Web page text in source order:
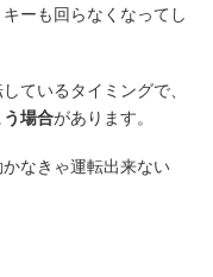
ーも回らなくなってし
ているタイミングで、
う場合があります。
かなきゃ運転出来ない